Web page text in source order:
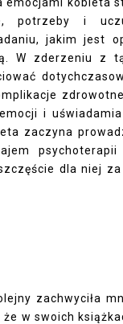
potrzeby i
jakim jest
W zderzeniu z
i
zaczyna
dla niej
zachwyciła
w swoich